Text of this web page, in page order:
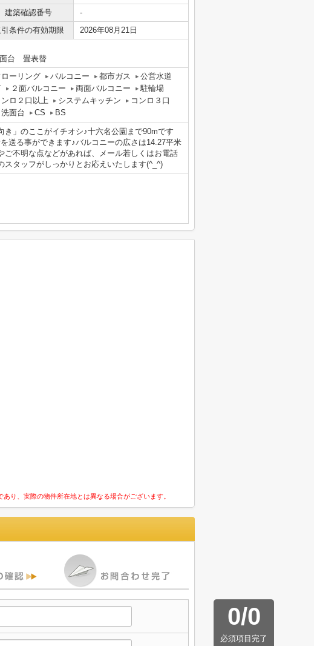
建築確認番号
-
条件の有効期限 2026年08月21日
面台 畳表替
ローリング バルコニー 都市ガス
公営水道
２面バルコニー 両面バルコニー
駐輪場
ンロ２口以上 システムキッチン
コンロ３口
洗面台 CS BS
」のここがイチオシ♪十六名公園まで90mです
送る事ができます♪バルコニーの広さは14.27平米
ご不明な点などがあれば、メール若しくはお電話
スタッフがしっかりとお応えいたします(^_^)
り、実際の物件所在地とは異なる場合がございます。
0/0
必須項目完了